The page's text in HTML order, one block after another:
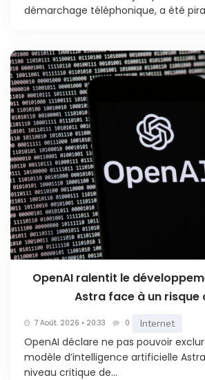
démarchage téléphonique, a été
OpenAI ralentit le
Astra face à un risque
7 Août. 2026 • 20:33 0 Internet
OpenAI déclare ne pas pouvoir
modèle d’intelligence artificielle
niveau critique de...